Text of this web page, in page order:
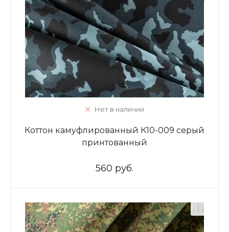
Нет в наличии
Коттон камуфлированный К10-009 серый
принтованный
560 руб.